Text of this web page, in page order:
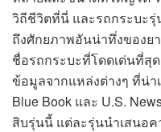
วิถีชีวิตที่นี่ และรถกระบะ
ถึงศักยภาพอันน่าทึ่งของย
ชื่อรถกระบะที่โดดเด่นที่สุ
ข้อมูลจากแหล่งต่างๆ ที่น่า
Blue Book และ U.S.
สิบรุ่นนี้ แต่ละรุ่นนำเสนอ